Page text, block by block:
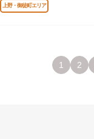
上野・御徒町エリア
1 2